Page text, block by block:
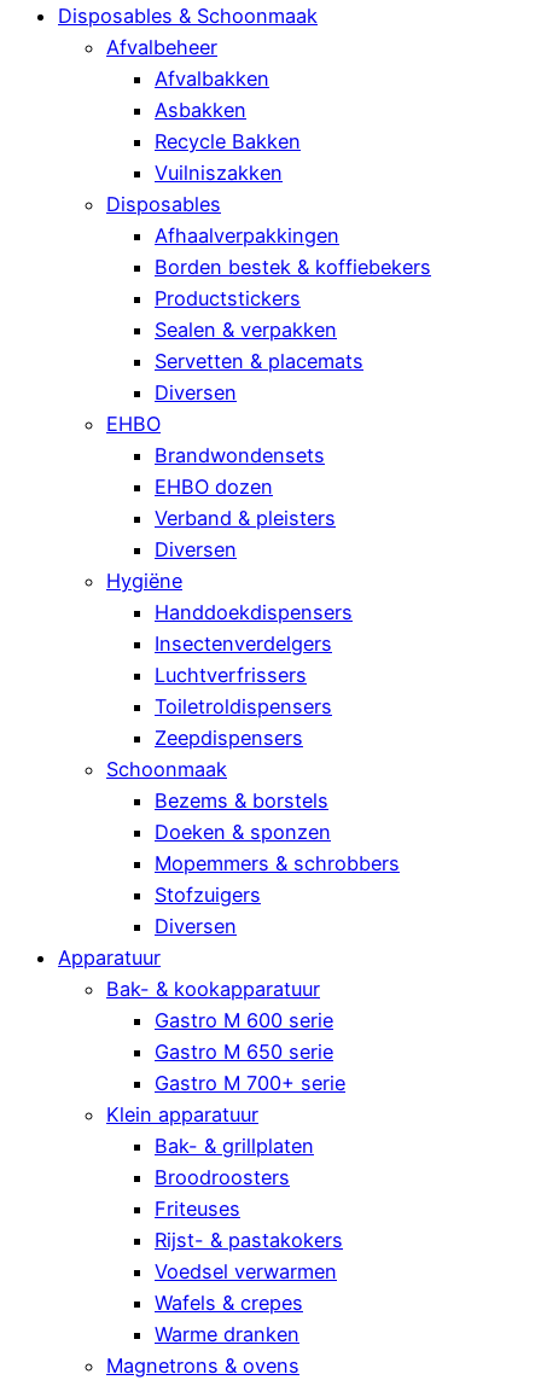
Disposables & Schoonmaak
Afvalbeheer
Afvalbakken
Asbakken
Recycle Bakken
Vuilniszakken
Disposables
Afhaalverpakkingen
Borden bestek & koffiebekers
Productstickers
Sealen & verpakken
Servetten & placemats
Diversen
EHBO
Brandwondensets
EHBO dozen
Verband & pleisters
Diversen
Hygiëne
Handdoekdispensers
Insectenverdelgers
Luchtverfrissers
Toiletroldispensers
Zeepdispensers
Schoonmaak
Bezems & borstels
Doeken & sponzen
Mopemmers & schrobbers
Stofzuigers
Diversen
Apparatuur
Bak- & kookapparatuur
Gastro M 600 serie
Gastro M 650 serie
Gastro M 700+ serie
Klein apparatuur
Bak- & grillplaten
Broodroosters
Friteuses
Rijst- & pastakokers
Voedsel verwarmen
Wafels & crepes
Warme dranken
Magnetrons & ovens